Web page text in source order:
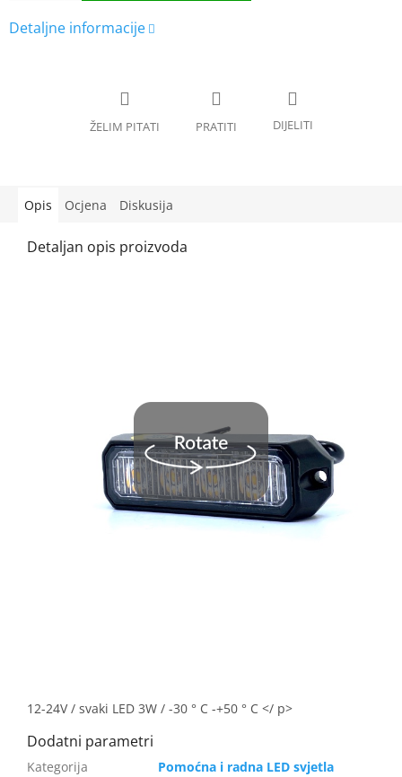
Opis Ocjena Diskusija
12-24V / svaki LED 3W / -30 ° C -+50 ° C </ p>
Pomoćna i radna LED svjetla